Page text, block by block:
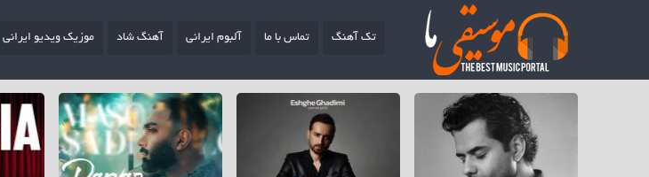
تک آهنگ تماس با ما آلبوم ایرانی آهنگ شاد موزیک ویدیو ایرانی